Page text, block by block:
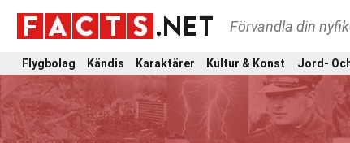
Förvandla din
Flygbolag Kändis Karaktärer Kultur & Konst Jord-